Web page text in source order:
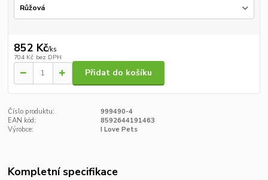
852 Kč/ks
704 Kč bez DPH
Přidat do košíku
Číslo produktu:
999490-4
EAN kód:
8592644191463
Výrobce:
I Love Pets
Kompletní specifikace